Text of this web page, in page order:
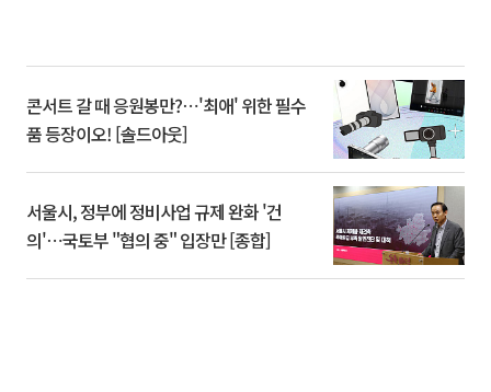
콘서트 갈 때 응원봉만?⋯'최애' 위한 필수
품 등장이오! [솔드아웃]
서울시, 정부에 정비사업 규제 완화 '건
의'⋯국토부 "협의 중" 입장만 [종합]